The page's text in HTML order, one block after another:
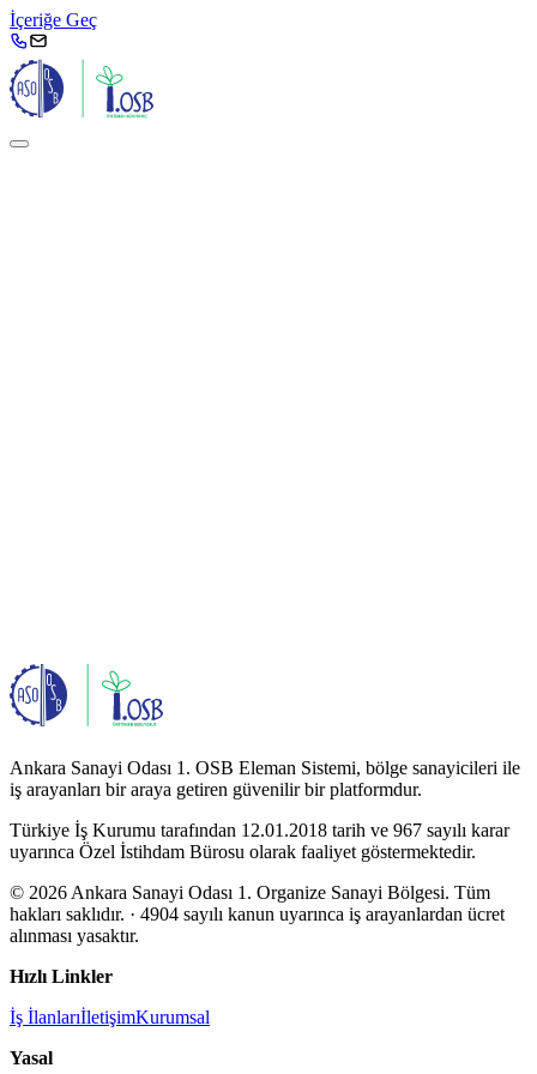
İçeriğe Geç
Ankara Sanayi Odası 1. OSB Eleman Sistemi, bölge sanayicileri ile
iş arayanları bir araya getiren güvenilir bir platformdur.
Türkiye İş Kurumu tarafından 12.01.2018 tarih ve 967 sayılı karar
uyarınca Özel İstihdam Bürosu olarak faaliyet göstermektedir.
© 2026 Ankara Sanayi Odası 1. Organize Sanayi Bölgesi. Tüm
hakları saklıdır. · 4904 sayılı kanun uyarınca iş arayanlardan ücret
alınması yasaktır.
Hızlı Linkler
İş İlanlarıİletişimKurumsal
Yasal